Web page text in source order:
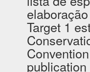
Target 1